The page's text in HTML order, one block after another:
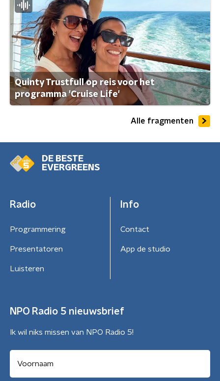
Quinty Trustfull op reis voor het
programma 'Cruise Life'
Alle fragmenten
DE BESTE
EVERGREENS
Radio
Programmering
Presentatoren
Luisteren
Info
Contact
App de studio
NPO Radio 5 nieuwsbrief
Ik wil niks missen van NPO Radio 5!